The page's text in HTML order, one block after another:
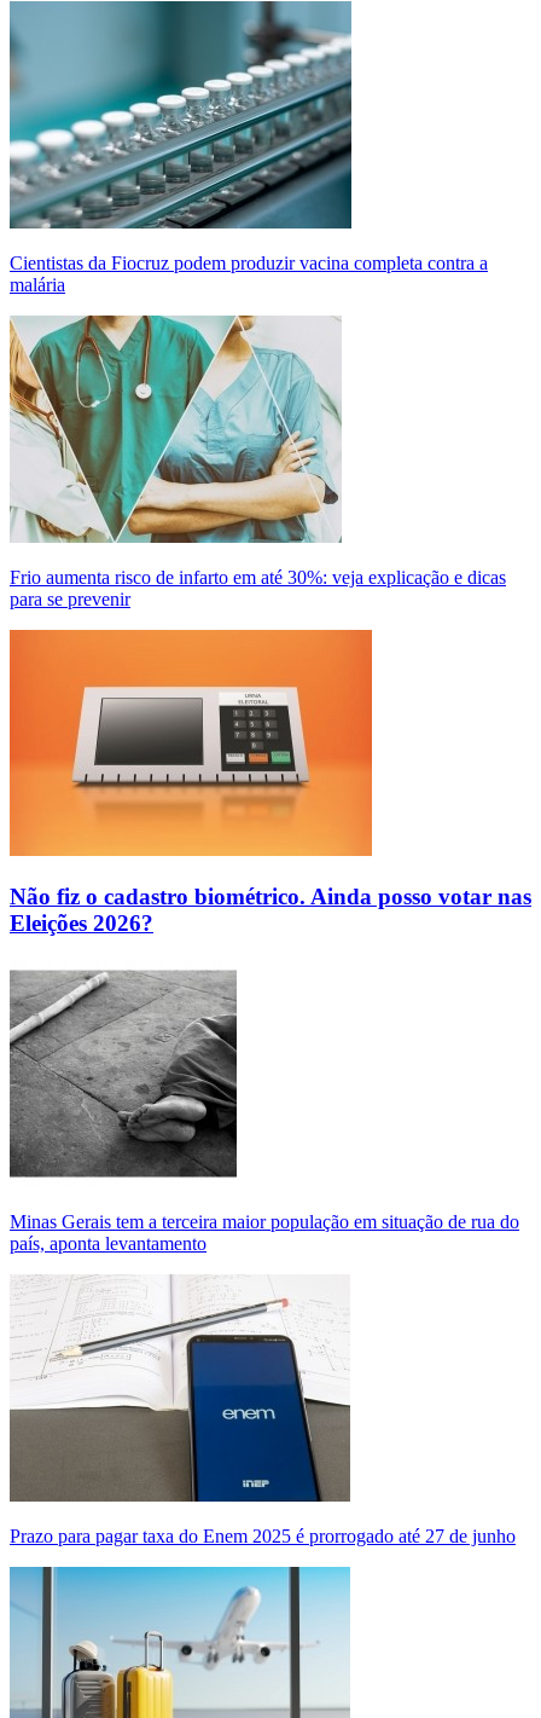
Cientistas da Fiocruz podem produzir vacina completa contra a
malária
Frio aumenta risco de infarto em até 30%: veja explicação e dicas
para se prevenir
Não fiz o cadastro biométrico. Ainda posso votar nas
Eleições 2026?
Minas Gerais tem a terceira maior população em situação de rua do
país, aponta levantamento
Prazo para pagar taxa do Enem 2025 é prorrogado até 27 de junho